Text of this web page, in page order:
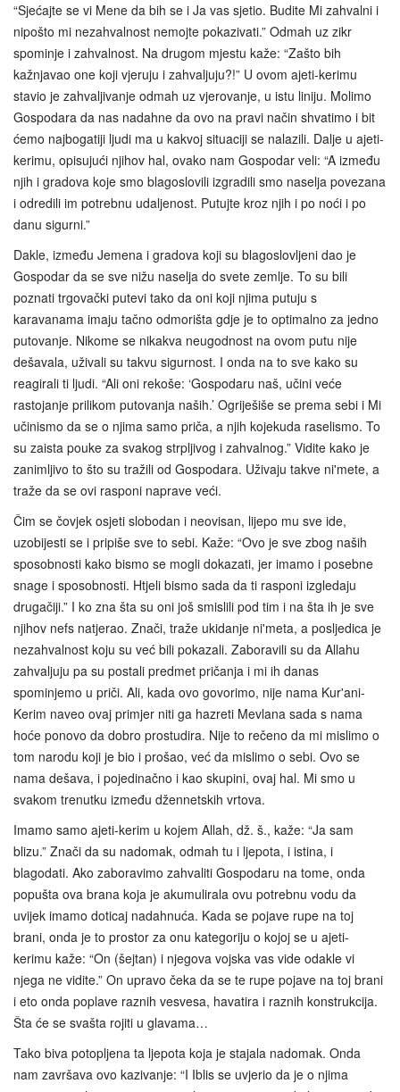
“Sjećajte se vi Mene da bih se i Ja vas sjetio. Budite Mi zahvalni i
nipošto mi nezahvalnost nemojte pokazivati.” Odmah uz zikr
spominje i zahvalnost. Na drugom mjestu kaže: “Zašto bih
kažnjavao one koji vjeruju i zahvaljuju?!” U ovom ajeti‑kerimu
stavio je zahvaljivanje odmah uz vjerovanje, u istu liniju. Molimo
Gospodara da nas nadahne da ovo na pravi način shvatimo i bit
ćemo najbogatiji ljudi ma u kakvoj situaciji se nalazili. Dalje u ajeti-
kerimu, opisujući njihov hal, ovako nam Gospodar veli: “A između
njih i gradova koje smo blagoslovili izgradili smo naselja povezana
i odredili im potrebnu udaljenost. Putujte kroz njih i po noći i po
danu sigurni.”
Dakle, između Jemena i gradova koji su blagoslovljeni dao je
Gospodar da se sve nižu naselja do svete zemlje. To su bili
poznati trgovački putevi tako da oni koji njima putuju s
karavanama imaju tačno odmorišta gdje je to optimalno za jedno
putovanje. Nikome se nikakva neugodnost na ovom putu nije
dešavala, uživali su takvu sigurnost. I onda na to sve kako su
reagirali ti ljudi. “Ali oni rekoše: ‘Gospodaru naš, učini veće
rastojanje prilikom putovanja naših.’ Ogriješiše se prema sebi i Mi
učinismo da se o njima samo priča, a njih kojekuda raselismo. To
su zaista pouke za svakog strpljivog i zahvalnog.” Vidite kako je
zanimljivo to što su tražili od Gospodara. Uživaju takve ni'mete, a
traže da se ovi rasponi naprave veći.
Čim se čovjek osjeti slobodan i neovisan, lijepo mu sve ide,
uzobijesti se i pripiše sve to sebi. Kaže: “Ovo je sve zbog naših
sposobnosti kako bismo se mogli dokazati, jer imamo i posebne
snage i sposobnosti. Htjeli bismo sada da ti rasponi izgledaju
drugačiji.” I ko zna šta su oni još smislili pod tim i na šta ih je sve
njihov nefs natjerao. Znači, traže ukidanje ni'meta, a posljedica je
nezahvalnost koju su već bili pokazali. Zaboravili su da Allahu
zahvaljuju pa su postali predmet pričanja i mi ih danas
spominjemo u priči. Ali, kada ovo govorimo, nije nama Kur'ani-
Kerim naveo ovaj primjer niti ga hazreti Mevlana sada s nama
hoće ponovo da dobro prostudira. Nije to rečeno da mi mislimo o
tom narodu koji je bio i prošao, već da mislimo o sebi. Ovo se
nama dešava, i pojedinačno i kao skupini, ovaj hal. Mi smo u
svakom trenutku između džennetskih vrtova.
Imamo samo ajeti-kerim u kojem Allah, dž. š., kaže: “Ja sam
blizu.” Znači da su nadomak, odmah tu i ljepota, i istina, i
blagodati. Ako zaboravimo zahvaliti Gospodaru na tome, onda
popušta ova brana koja je akumulirala ovu potrebnu vodu da
uvijek imamo doticaj nadahnuća. Kada se pojave rupe na toj
brani, onda je to prostor za onu kategoriju o kojoj se u ajeti-
kerimu kaže: “On (šejtan) i njegova vojska vas vide odakle vi
njega ne vidite.” On upravo čeka da se te rupe pojave na toj brani
i eto onda poplave raznih vesvesa, havatira i raznih konstrukcija.
Šta će se svašta rojiti u glavama…
Tako biva potopljena ta ljepota koja je stajala nadomak. Onda
nam završava ovo kazivanje: “I Iblis se uvjerio da je o njima